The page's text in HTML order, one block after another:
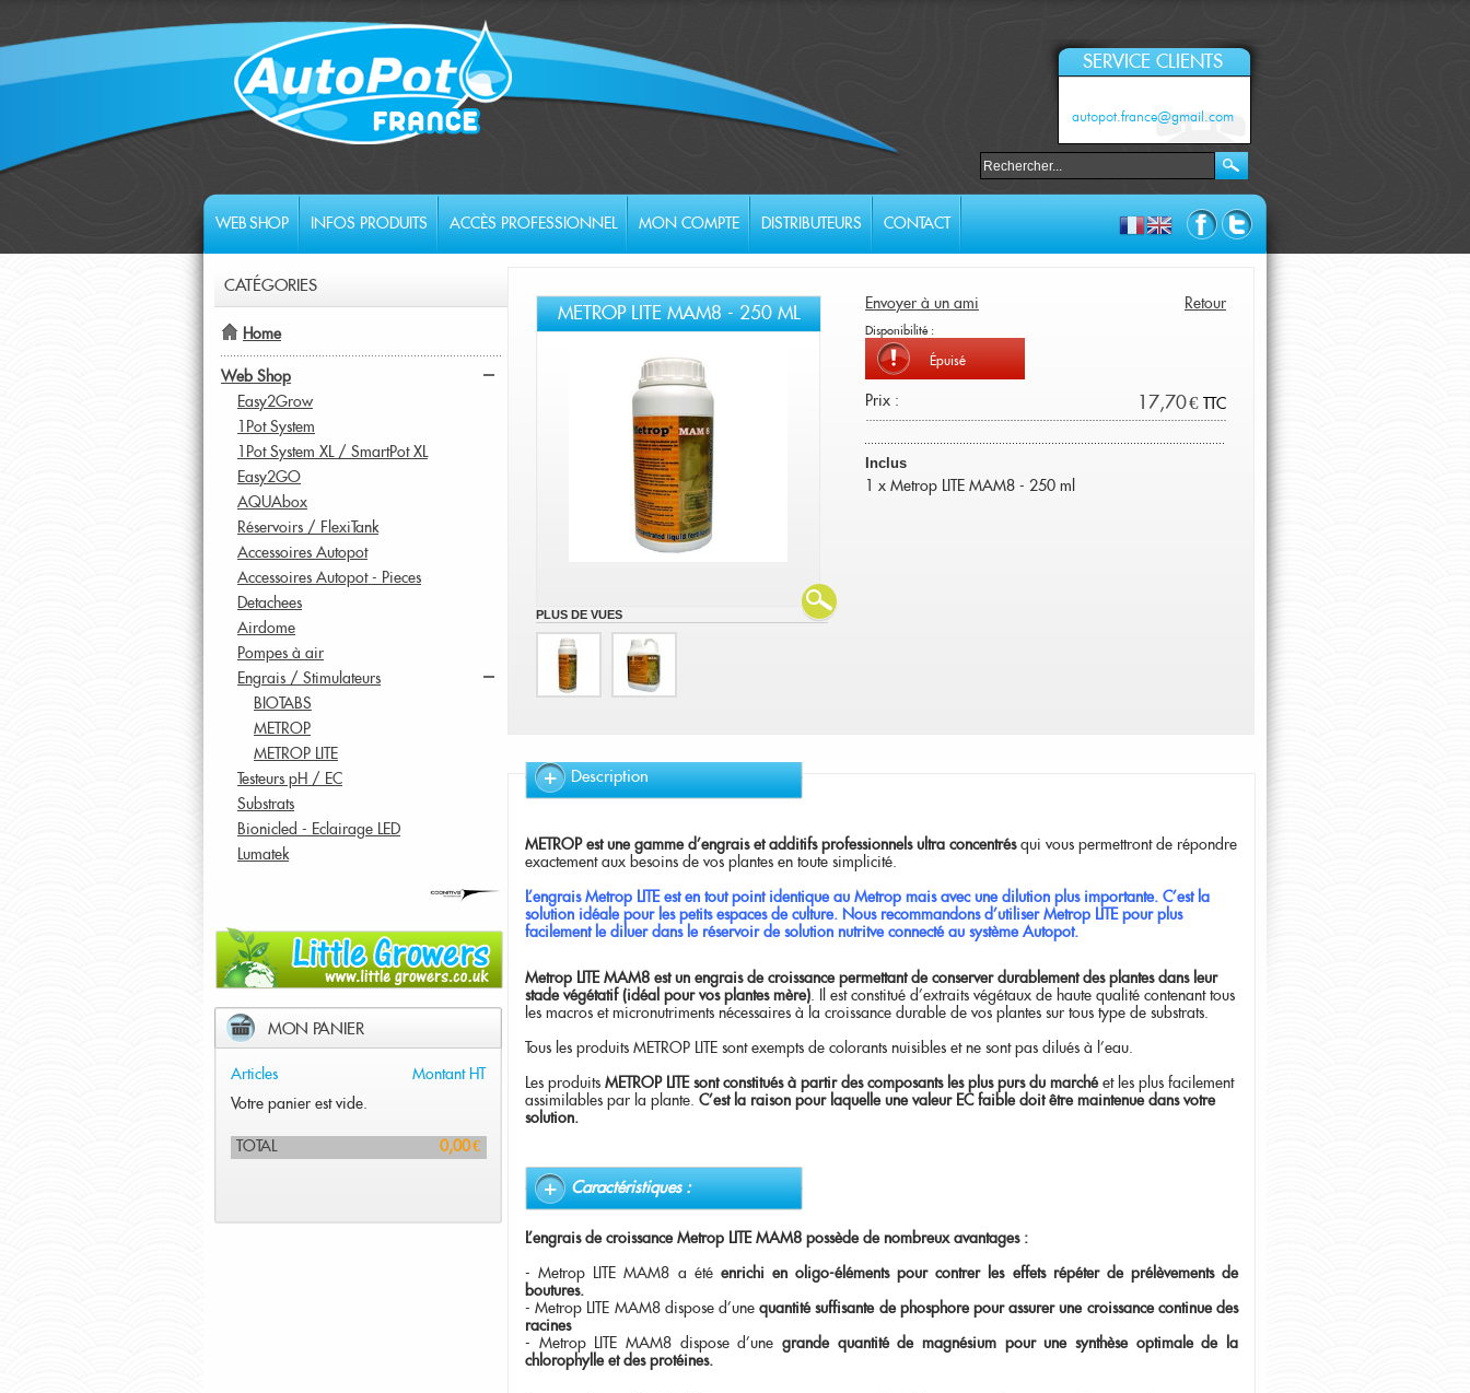
SERVICE CLIENTS
autopot.france@gmail.com
WEB SHOP INFOS PRODUITS ACCÈS PROFESSIONNEL MON COMPTE DISTRIBUTEURS CONTACT
Retour
Envoyer à un ami
Disponibilité :
Épuisé
Prix : 17,70 € TTC
Inclus
1 x Metrop LITE MAM8 - 250 ml
METROP LITE MAM8 - 250 ML
PLUS DE VUES
Description
METROP est une gamme d'engrais et additifs professionnels ultra concentrésqui vous permettront de répondre
exactement aux besoins de vos plantes en toute simplicité.
L'engrais Metrop LITE est en tout point identique au Metrop mais avec une dilution plus importante. C'est la
solution idéale pour les petits espaces de culture. Nous recommandons d'utiliser Metrop LITE pour plus
facilement le diluer dans le réservoir de solution nutritve connecté au système Autopot.
Metrop LITE MAM8 est un engrais de croissance permettant de conserver durablement des plantes dans leur
stade végétatif (idéal pour vos plantes mère). Il est constitué d'extraits végétaux de haute qualité contenant tous
les macros et micronutriments nécessaires à la croissance durable de vos plantes sur tous type de substrats.
Tous les produits METROP LITE sont exempts de colorants nuisibles et ne sont pas dilués à l’eau.
Les produits METROP LITE sont constitués à partir des composants les plus purs du marchéet les plus facilement
assimilables par la plante. C’est la raison pour laquelle une valeur EC faible doit être maintenue dans votre
solution.
Caractéristiques :
L'engrais de croissance Metrop LITE MAM8 possède de nombreux avantages :
- Metrop LITE MAM8 a étéenrichi en oligo-éléments pour contrer les effets répéter de prélèvements de
boutures.
- Metrop LITE MAM8 dispose d'unequantité suffisante de phosphore pour assurer une croissance continue des
racines
- Metrop LITE MAM8 dispose d'une grande quantité de magnésium pour une synthèse optimale de la
chlorophylle et des protéines.
CATÉGORIES
Home
Web Shop
Easy2Grow
1Pot System
1Pot System XL / SmartPot XL
Easy2GO
AQUAbox
Réservoirs / FlexiTank
Accessoires Autopot
Accessoires Autopot - Pieces
Detachees
Airdome
Pompes à air
Engrais / Stimulateurs
BIOTABS
METROP
METROP LITE
Testeurs pH / EC
Substrats
Bionicled - Eclairage LED
Lumatek
MON PANIER
Articles
Montant HT
Votre panier est vide.
TOTAL 0,00 €